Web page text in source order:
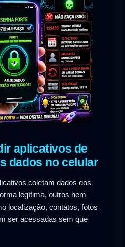
aplicativos de
dados no celular
coletam dados dos
legítima, outros nem
localização, contatos, fotos
ser acessadas sem que